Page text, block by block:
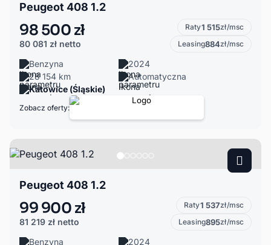
Peugeot 408 1.2
98 500 zł
80 081 zł netto
Raty1 515zł/msc
Leasing884zł/msc
Benzyna
2024
28 154 km
Automatyczna
Katowice (Śląskie)
Zobacz oferty:
Peugeot 408 1.2
99 900 zł
81 219 zł netto
Raty1 537zł/msc
Leasing895zł/msc
Benzyna 2024